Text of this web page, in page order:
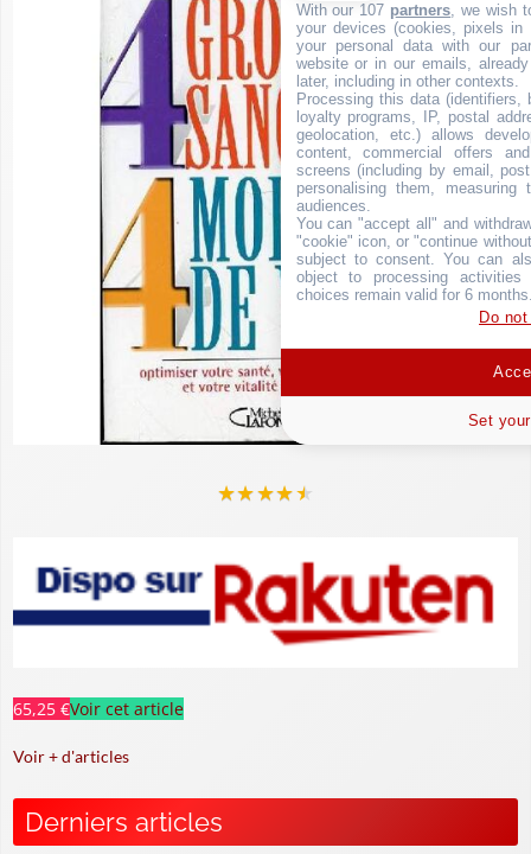
★★★★★
65,25 €Voir cet article
Voir + d'articles
Derniers articles
With our 107 partners, we wish
your devices (cookies, pixels
your personal data with our
website or in our emails,
later, including in other contexts.
Processing this data (identifiers,
loyalty programs, IP, postal
geolocation, etc.) allows
content, commercial offers
screens (including by email,
personalising them, measuring
audiences.
You can "accept all" and
"cookie" icon, or "continue
subject to consent. You can
object to processing
choices remain valid for 6
Do
Set